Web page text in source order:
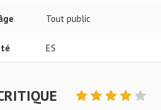
Tout public
ES